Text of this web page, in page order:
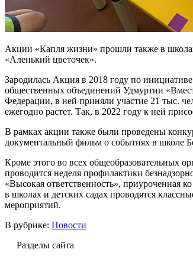
Акции «Капля жизни» прошли также в
«Аленький цветочек».
Зародилась Акция в 2018 году по
общественных объединений Удмуртии
Федерации, в ней приняли участие 21 тыс.
ежегодно растет. Так, в 2022 году к ней
В рамках акции также были проведены
документальный фильм о событиях в школе
Кроме этого во всех общеобразовательных
проводится неделя профилактики
«Высокая ответственность», приуроченная
в школах и детских садах проводятся
мероприятий.
В рубрике: Новости
Разделы сайта